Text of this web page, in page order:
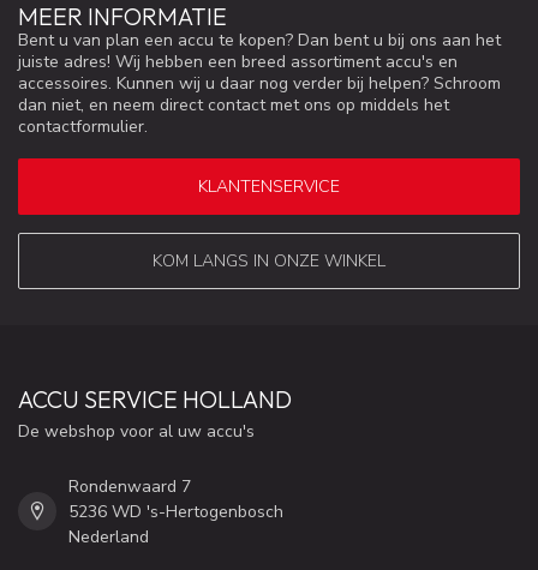
MEER INFORMATIE
Bent u van plan een accu te kopen? Dan bent u bij ons aan het
juiste adres! Wij hebben een breed assortiment accu's en
accessoires. Kunnen wij u daar nog verder bij helpen? Schroom
dan niet, en neem direct contact met ons op middels het
contactformulier.
KLANTENSERVICE
KOM LANGS IN ONZE WINKEL
ACCU SERVICE HOLLAND
De webshop voor al uw accu's
Rondenwaard 7
5236 WD 's-Hertogenbosch
Nederland